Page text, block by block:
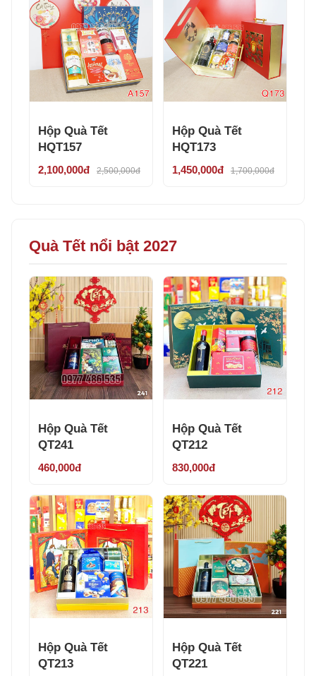
Hộp Quà Tết
HQT157
2,100,000đ 2,500,000đ
Hộp Quà Tết
HQT173
1,450,000đ 1,700,000đ
Quà Tết nổi bật 2027
Hộp Quà Tết
QT241
460,000đ
Hộp Quà Tết
QT212
830,000đ
Hộp Quà Tết
QT213
Hộp Quà Tết
QT221